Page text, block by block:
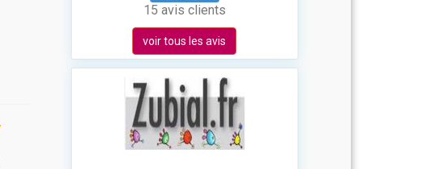
15 avis clients
voir tous les avis